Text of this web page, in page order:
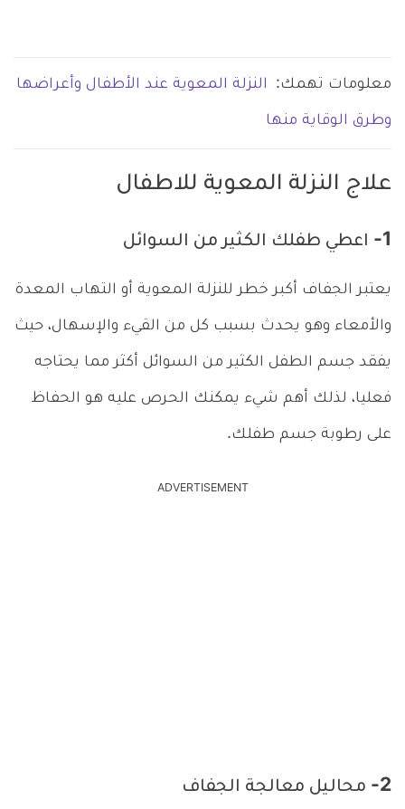
معلومات تهمك: النزلة المعوية عند الأطفال وأعراضها
وطرق الوقاية منها
علاج النزلة المعوية للاطفال
1- اعطي طفلك الكثير من السوائل
يعتبر الجفاف أكبر خطر للنزلة المعوية أو التهاب المعدة
والأمعاء وهو يحدث بسبب كل من القيء والإسهال، حيث
يفقد جسم الطفل الكثير من السوائل أكثر مما يحتاجه
فعليا، لذلك أهم شيء يمكنك الحرص عليه هو الحفاظ
على رطوبة جسم طفلك.
ADVERTISEMENT
2- محاليل معالجة الجفاف